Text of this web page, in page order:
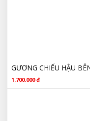
1.700.000 đ